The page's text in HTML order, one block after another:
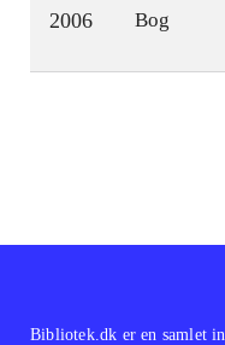
2006 Bog
Bibliotek.dk er en samlet